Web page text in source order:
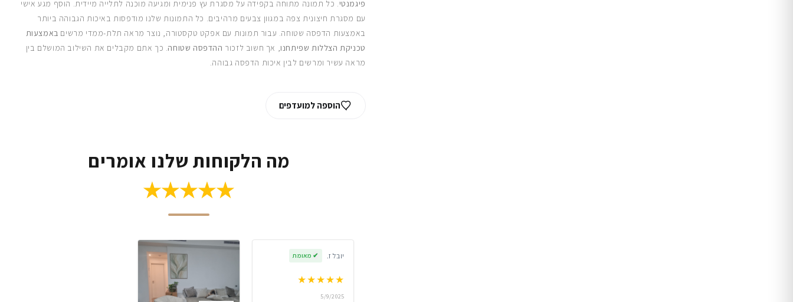
פיגמנטי. כל תמונה מתוחה בקפידה על מסגרת עץ פנימית ומגיעה מוכנה לתלייה מיידית. הוסף מגע אישי
עם מסגרת חיצונית צפה במגוון צבעים מרהיבים. כל התמונות שלנו מודפסות באיכות הגבוהה ביותר
באמצעות הדפסה שטוחה. עבור תמונות עם אפקט טקסטורה, נוצר מראה תלת-ממדי מרשים באמצעות
טכניקת הצללות שפיתחנו, אך חשוב לזכור ההדפסה שטוחה. כך אתם מקבלים את השילוב המושלם בין
מראה עשיר ומרשים לבין איכות הדפסה גבוהה.
הוספה למועדפים
מה הלקוחות שלנו אומרים
★★★★★
יובל ז. ✔ מאומת
★★★★★
5/9/2025